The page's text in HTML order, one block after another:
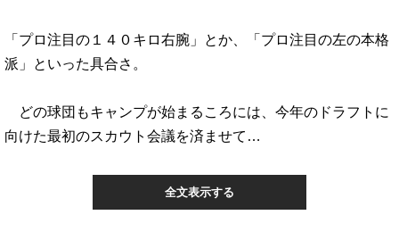
「プロ注目の１４０キロ右腕」とか、「プロ注目の左の本格
派」といった具合さ。
どの球団もキャンプが始まるころには、今年のドラフトに
向けた最初のスカウト会議を済ませて…
全文表示する